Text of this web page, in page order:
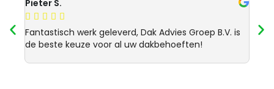
Pieter S.
    
Fantastisch werk geleverd, Dak Advies Groep B.V. is
de beste keuze voor al uw dakbehoeften!